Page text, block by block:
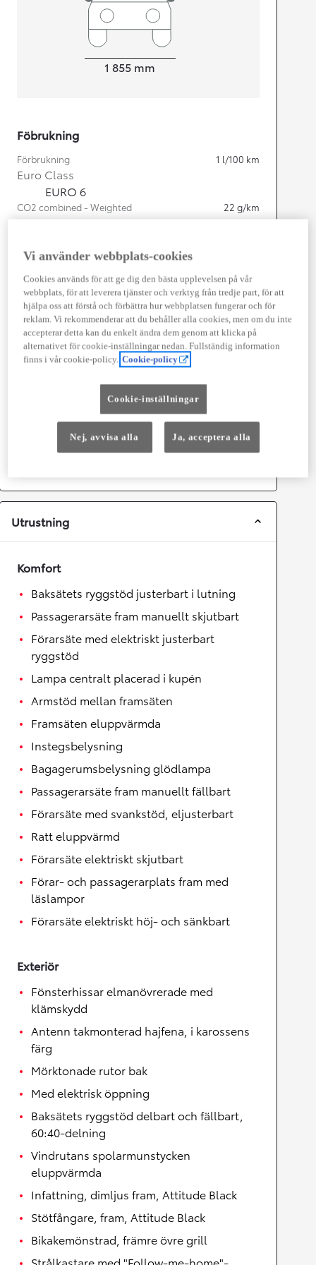
1 855 mm
Föbrukning
Förbrukning 1 l/100 km
Euro Class
EURO 6
CO2 combined - Weighted 22 g/km
Motor
Cylindrar
Kapacitet
2 487 cc
Effekt
225kw (306 hk)
Prestanda
Acceleration 0-100km/h
Växellåda
Framhjulsdrift
Utrustning
Komfort
Baksätets ryggstöd justerbart i lutning
Passagerarsäte fram manuellt skjutbart
Förarsäte med elektriskt justerbart
ryggstöd
Lampa centralt placerad i kupén
Armstöd mellan framsäten
Framsäten eluppvärmda
Instegsbelysning
Bagagerumsbelysning glödlampa
Passagerarsäte fram manuellt fällbart
Förarsäte med svankstöd, eljusterbart
Ratt eluppvärmd
Förarsäte elektriskt skjutbart
Förar- och passagerarplats fram med
läslampor
Förarsäte elektriskt höj- och sänkbart
Exteriör
Fönsterhissar elmanövrerade med
klämskydd
Antenn takmonterad hajfena, i karossens
färg
Mörktonade rutor bak
Med elektrisk öppning
Baksätets ryggstöd delbart och fällbart,
60:40-delning
Vindrutans spolarmunstycken
eluppvärmda
Infattning, dimljus fram, Attitude Black
Stötfångare, fram, Attitude Black
Bikakemönstrad, främre övre grill
Vi använder webbplats-cookies
Cookies används för att ge dig den bästa upplevelsen på vår
webbplats, för att leverera tjänster och verktyg från tredje part, för att
hjälpa oss att förstå och förbättra hur webbplatsen fungerar och för
reklam. Vi rekommenderar att du behåller alla cookies, men om du inte
accepterar detta kan du enkelt ändra dem genom att klicka på
alternativet för cookie-inställningar nedan. Fullständig information
finns i vår cookie-policy. Cookie-policy
Cookie-inställningar
Nej, avvisa alla Ja, acceptera alla